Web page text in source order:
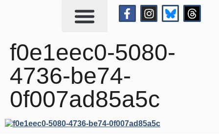
f0e1eec0-5080-
4736-be74-
0f007ad85a5c